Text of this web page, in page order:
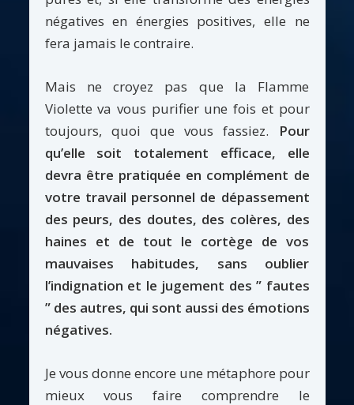
négatives en énergies positives, elle ne
fera jamais le contraire.
Mais ne croyez pas que la Flamme
Violette va vous purifier une fois et pour
toujours, quoi que vous fassiez.
Pour
qu’elle soit totalement efficace, elle
devra être pratiquée en complément de
votre travail personnel de dépassement
des peurs, des doutes, des colères, des
haines et de tout le cortège de vos
mauvaises habitudes, sans oublier
l’indignation et le jugement des ” fautes
” des autres, qui sont aussi des émotions
négatives.
Je vous donne encore une métaphore pour
mieux vous faire comprendre le